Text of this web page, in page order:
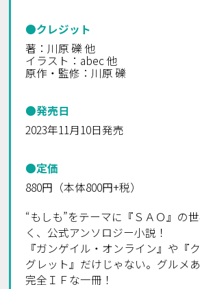
●クレジット
著：川原 礫 他
イラスト：abec 他
原作・監修：川原 礫
●発売日
2023年11月10日発売
●定価
880円（本体800円+税）
“もしも”をテーマに『ＳＡＯ』の
く、公式アンソロジー小説！
『ガンゲイル・オンライン』や『
グレット』だけじゃない。グルメ
完全ＩＦな一冊！